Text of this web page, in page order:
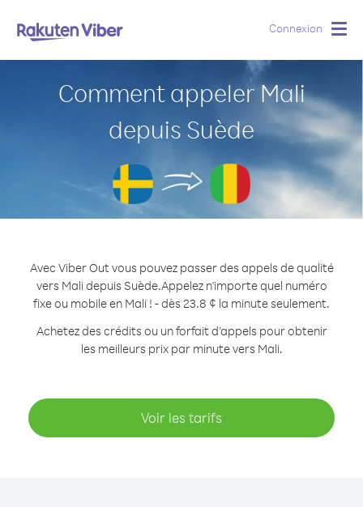
Connexion
Comment appeler Mali
depuis Suède
Avec Viber Out vous pouvez passer des appels de qualité
vers Mali depuis Suède.Appelez n'importe quel numéro
fixe ou mobile en Mali ! - dès 23.8 ¢ la minute seulement.
Achetez des crédits ou un forfait d’appels pour obtenir
les meilleurs prix par minute vers Mali.
Voir les tarifs